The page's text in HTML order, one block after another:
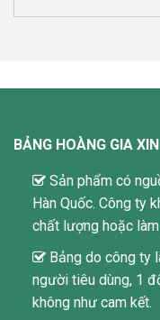
BẢNG HOÀNG GIA
Sản phẩm có
Hàn Quốc. Công ty
chất lượng hoặc
Bảng do công ty
người tiêu dùng, 1
không như cam kết.